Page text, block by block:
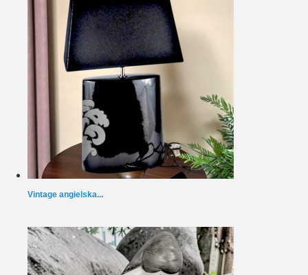
Vintage angielska...